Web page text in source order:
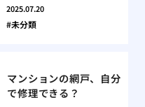
2025.07.20
未分類
マンションの網戸、自分
で修理できる？